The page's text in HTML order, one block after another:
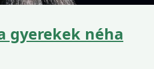
gyerekek néha